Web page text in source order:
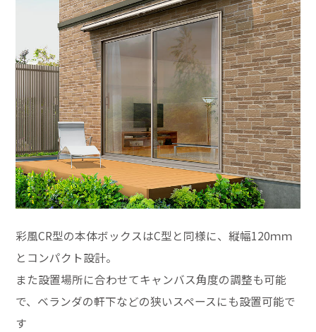
彩風CR型の本体ボックスはC型と同様に、縦幅120ｍｍ
とコンパクト設計。
また設置場所に合わせてキャンバス角度の調整も可能
で、ベランダの軒下などの狭いスペースにも設置可能で
す